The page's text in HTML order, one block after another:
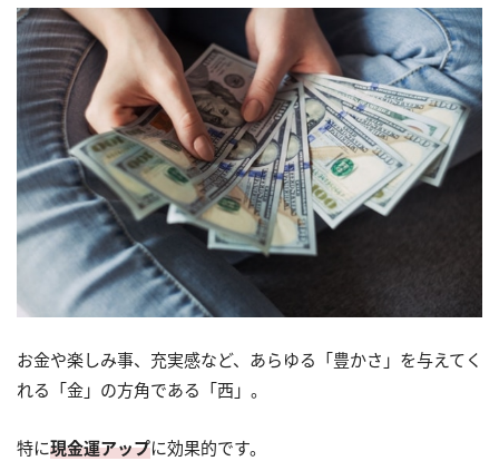
お金や楽しみ事、充実感など、あらゆる「豊かさ」を与えてく
れる「金」の方角である「西」。
特に現金運アップに効果的です。